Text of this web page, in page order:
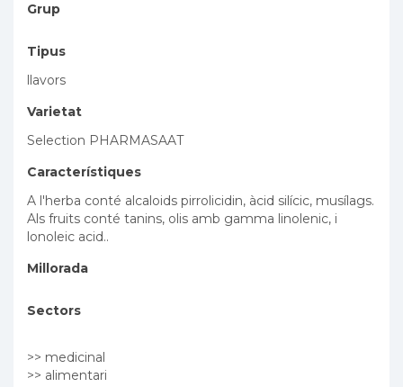
Grup
Tipus
llavors
Varietat
Selection PHARMASAAT
Característiques
A l'herba conté alcaloids pirrolicidin, àcid silícic, musílags.
Als fruits conté tanins, olis amb gamma linolenic, i
lonoleic acid..
Millorada
Sectors
>> medicinal
>> alimentari